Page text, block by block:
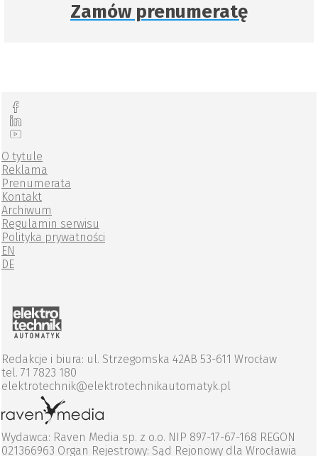
Zamów prenumeratę
O tytule
Reklama
Prenumerata
Kontakt
Archiwum
Regulamin serwisu
Polityka prywatności
EN
DE
Redakcje i biura: ul. Strzegomska 42AB 53-611 Wrocław
tel. 71 7823 180
elektrotechnik@elektrotechnikautomatyk.pl
Wydawca: Raven Media sp. z o.o. NIP 897-17-67-168 REGON
021366963 Organ Rejestrowy: Sąd Rejonowy dla Wrocławia